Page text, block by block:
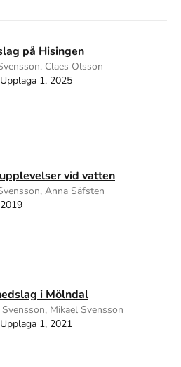
på Hisingen
Claes Olsson
1, 2025
vid vatten
Anna Säfsten
i Mölndal
Mikael Svensson
1, 2021